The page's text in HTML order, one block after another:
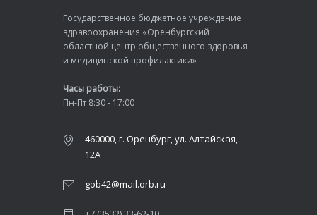
Государственное бюджетное учреждение
здравоохранения «Оренбургский
областной центр общественного здоровья
и медицинской профилактики»
Часы работы:
Пн-Пт 8:30 - 17:00
460000, г. Оренбург, ул. Алтайская,
12А
gob42@mail.orb.ru